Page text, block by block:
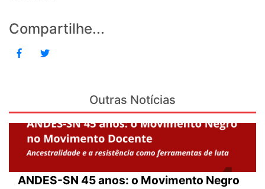
Compartilhe...
Outras Notícias
ANDES-SN 45 anos: o Movimento Negro